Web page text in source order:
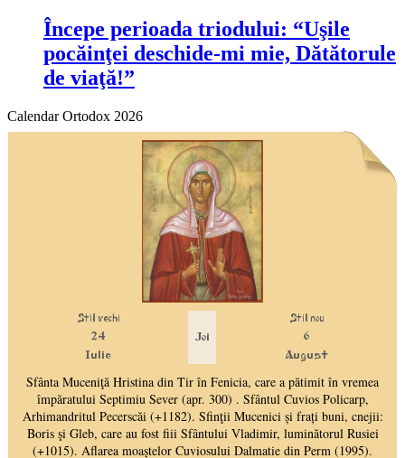
Începe perioada triodului: “Uşile
pocăinţei deschide-mi mie, Dătătorule
de viaţă!”
Calendar Ortodox 2026